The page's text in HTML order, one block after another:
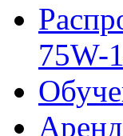
75W-